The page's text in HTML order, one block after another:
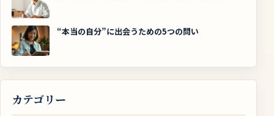
“本当の自分”に出会うための5つの問い
カテゴリー